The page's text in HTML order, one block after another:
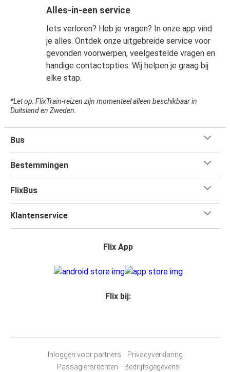
Alles-in-een service
Iets verloren? Heb je vragen? In onze app vind
je alles. Ontdek onze uitgebreide service voor
gevonden voorwerpen, veelgestelde vragen en
handige contactopties. Wij helpen je graag bij
elke stap.
*Let op: FlixTrain-reizen zijn momenteel alleen beschikbaar in
Duitsland en Zweden.
Bus
Bestemmingen
FlixBus
Klantenservice
Flix App
Flix bij:
Inloggen voor partners
Privacyverklaring
Passagiersrechten
Bedrijfsgegevens